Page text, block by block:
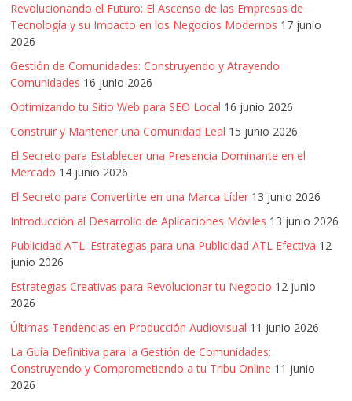
Creatividad,
SEO,
SEM,
Free
Press,
RRPP,
Spots,
Periodismo,
Magazines
,
ATL,
BTL,
Periódicos
y
Producción
Gráfica
en
Colombia.
Revolucionando el Futuro: El Ascenso de las Empresas de
Tecnología y su Impacto en los Negocios Modernos 17 junio
2026
Gestión de Comunidades: Construyendo y Atrayendo
Comunidades 16 junio 2026
Optimizando tu Sitio Web para SEO Local 16 junio 2026
Construir y Mantener una Comunidad Leal 15 junio 2026
El Secreto para Establecer una Presencia Dominante en el
Mercado 14 junio 2026
El Secreto para Convertirte en una Marca Líder 13 junio 2026
Introducción al Desarrollo de Aplicaciones Móviles 13 junio 2026
Publicidad ATL: Estrategias para una Publicidad ATL Efectiva 12
junio 2026
Estrategias Creativas para Revolucionar tu Negocio 12 junio
2026
Últimas Tendencias en Producción Audiovisual 11 junio 2026
La Guía Definitiva para la Gestión de Comunidades:
Construyendo y Comprometiendo a tu Tribu Online 11 junio
2026